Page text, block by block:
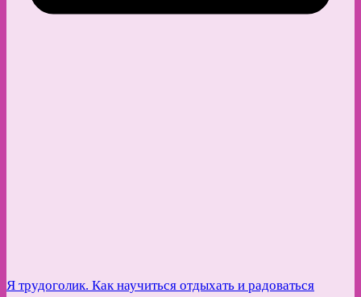
Я трудоголик. Как научиться отдыхать и радоваться